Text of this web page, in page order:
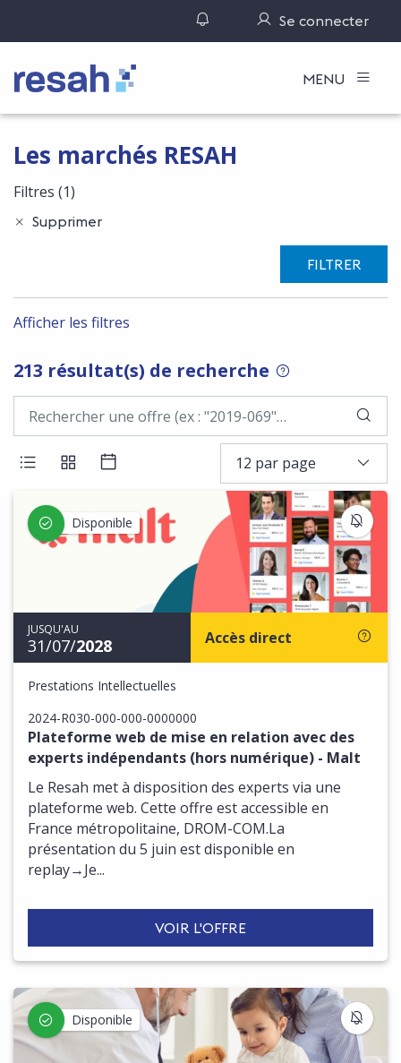
Gérer ses notifications
Se connecter
Logo Resah MENU
Les marchés RESAH
Filtres (1)
Supprimer
FILTRER
Afficher les filtres
213 résultat(s) de recherche
AFFICHER LES RÉSULTATS EN LISTE
AFFICHER LES RÉSULTATS EN BLOCS
AFFICHER LES RÉSULTATS SOUS
12 par page
Disponible
JUSQU'AU
31/07/2028 Accès direct
Prestations Intellectuelles
2024-R030-000-000-0000000
Plateforme web de mise en relation avec des
experts indépendants (hors numérique) - Malt
Le Resah met à disposition des experts via une
plateforme web. Cette offre est accessible en
France métropolitaine, DROM-COM.La
présentation du 5 juin est disponible en
replay→Je...
VOIR L'OFFRE
Disponible